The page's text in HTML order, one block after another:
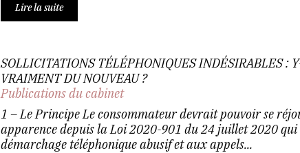
Lire la suite
SOLLICITATIONS TÉLÉPHONIQUES INDÉSIRABLES :
VRAIMENT DU NOUVEAU ?
Publications du cabinet
1 – Le Principe Le consommateur devrait pouvoir se
apparence depuis la Loi 2020-901 du 24 juillet 2020 qui
démarchage téléphonique abusif et aux appels...